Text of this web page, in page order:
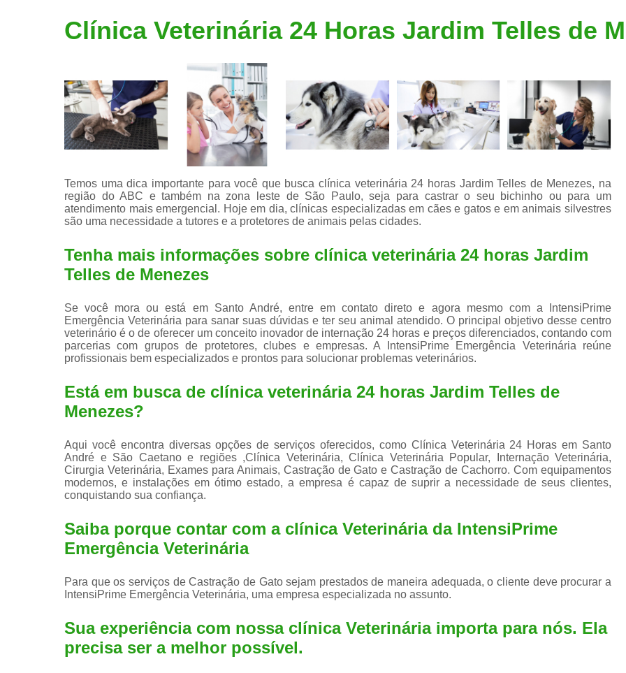
tártaro
Clínica Veterinária Santo André
Consulta de
Consulta Médica
Consulta Médica Veterinária para
Consulta para
Consulta para Animais Silvestres São
Consulta para Silvestres
Exame de Endoscopia Veterinária
Exame de Ultrassom para
Exame para Animais Santo André
Exame para Cachorro
Internação para Animais de Estimação
Internação Semi Intensiva Veterinária
Internação Veterinária Santo André
Limpeza de Tártaro Canina
Limpeza de
Limpeza de Tártaro para Gatos
Clínica Veterinária 24 Horas Jardim Telles de
Temos uma dica importante para você que busca clínica veterinária 24 horas Jardim Telles de Menezes, na
região do ABC e também na zona leste de São Paulo, seja para castrar o seu bichinho ou para um
atendimento mais emergencial. Hoje em dia, clínicas especializadas em cães e gatos e em animais silvestres
são uma necessidade a tutores e a protetores de animais pelas cidades.
Tenha mais informações sobre clínica veterinária 24 horas Jardim
Telles de Menezes
Se você mora ou está em Santo André, entre em contato direto e agora mesmo com a IntensiPrime
Emergência Veterinária para sanar suas dúvidas e ter seu animal atendido. O principal objetivo desse centro
veterinário é o de oferecer um conceito inovador de internação 24 horas e preços diferenciados, contando com
parcerias com grupos de protetores, clubes e empresas. A IntensiPrime Emergência Veterinária reúne
profissionais bem especializados e prontos para solucionar problemas veterinários.
Está em busca de clínica veterinária 24 horas Jardim Telles de
Menezes?
Aqui você encontra diversas opções de serviços oferecidos, como Clínica Veterinária 24 Horas em Santo
André e São Caetano e regiões ,Clínica Veterinária, Clínica Veterinária Popular, Internação Veterinária,
Cirurgia Veterinária, Exames para Animais, Castração de Gato e Castração de Cachorro. Com equipamentos
modernos, e instalações em ótimo estado, a empresa é capaz de suprir a necessidade de seus clientes,
conquistando sua confiança.
Saiba porque contar com a clínica Veterinária da IntensiPrime
Emergência Veterinária
Para que os serviços de Castração de Gato sejam prestados de maneira adequada, o cliente deve procurar a
IntensiPrime Emergência Veterinária, uma empresa especializada no assunto.
Sua experiência com nossa clínica Veterinária importa para nós. Ela
precisa ser a melhor possível.